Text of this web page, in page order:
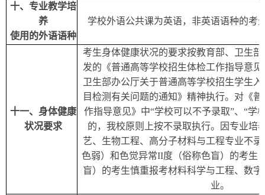
十、专业教学培
养
使用 的外语语种
学校外语公共课为英语， 非英语语种的考
十一、身体健康
状况要求
考生身体健康状况的要求按教育部、卫生
发的《普通高等学校招生体检工作指导意
卫生部办公厅关于普通高等学校招生学生
目检测有关问题的通知》精神执行。对《
作指导意见》中“学校可以不予录取”、“学
的，我校原则上按不录取执行。因专业培
艺、生物工程、高分子材料与工程专业不
色弱）和色觉异常II度（俗称色盲）的考生
盲）的考生慎重报考材料科学与工程、 数字
业。